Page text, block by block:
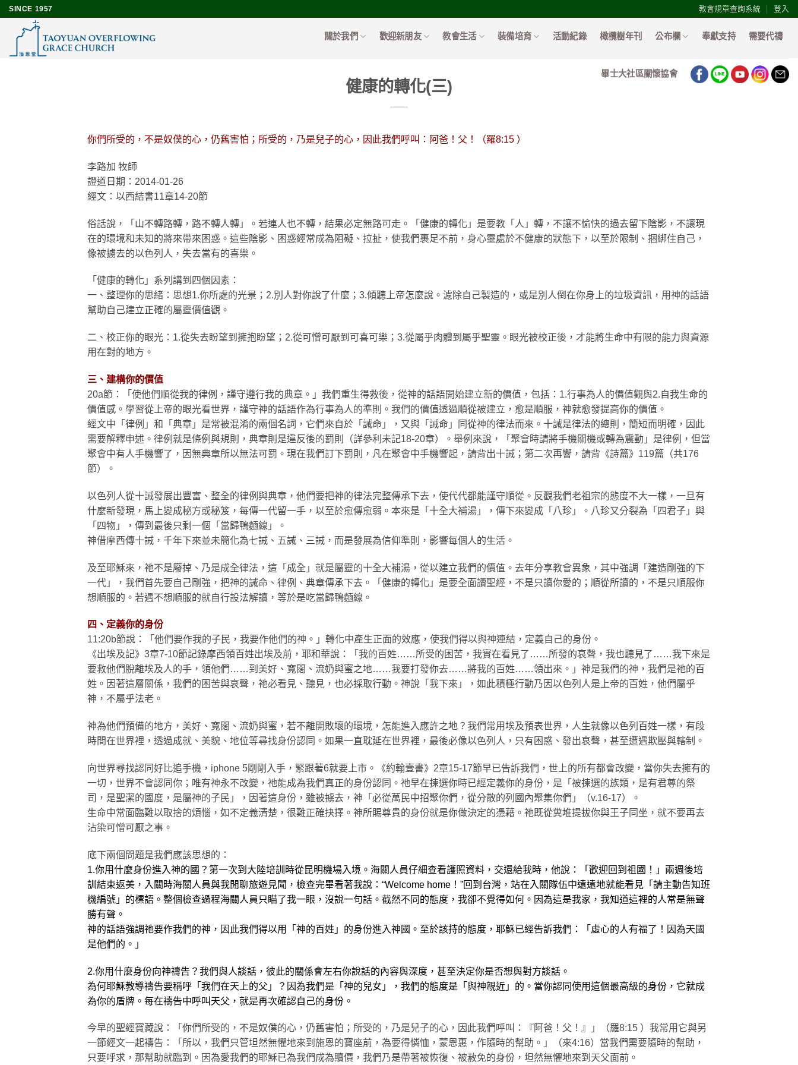
Skip
content
SINCE 1957 教會規章查詢系統 登入
關於我們 歡迎新朋友 教會生活 裝備培育 活動紀錄 橄欖樹年刊 公布欄 奉獻支持 需要代禱
畢士大社區關懷協會
健康的轉化(三)
你們所受的，不是奴僕的心，仍舊害怕；所受的，乃是兒子的心，因此我們呼叫：阿爸！父！（羅8:15 ）
李路加 牧師
證道日期：2014-01-26
經文：以西結書11章14-20節
俗話說，「山不轉路轉，路不轉人轉」。若連人也不轉，結果必定無路可走。「健康的轉化」是要教「人」轉，不讓不愉快的過去留下陰影，不讓現
在的環境和未知的將來帶來困惑。這些陰影、困惑經常成為阻礙、拉扯，使我們裹足不前，身心靈處於不健康的狀態下，以至於限制、捆綁住自己，
像被擄去的以色列人，失去當有的喜樂。
「健康的轉化」系列講到四個因素：
一、整理你的思緒：思想1.你所處的光景；2.別人對你說了什麼；3.傾聽上帝怎麼說。濾除自己製造的，或是別人倒在你身上的垃圾資訊，用神的話語
幫助自己建立正確的屬靈價值觀。
二、校正你的眼光：1.從失去盼望到擁抱盼望；2.從可憎可厭到可喜可樂；3.從屬乎肉體到屬乎聖靈。眼光被校正後，才能將生命中有限的能力與資源
用在對的地方。
三、建構你的價值
20a節：「使他們順從我的律例，謹守遵行我的典章。」我們重生得救後，從神的話語開始建立新的價值，包括：1.行事為人的價值觀與2.自我生命的
價值感。學習從上帝的眼光看世界，謹守神的話語作為行事為人的準則。我們的價值透過順從被建立，愈是順服，神就愈發提高你的價值。
經文中「律例」和「典章」是常被混淆的兩個名詞，它們來自於「誡命」，又與「誡命」同從神的律法而來。十誡是律法的總則，簡短而明確，因此
需要解釋申述。律例就是條例與規則，典章則是違反後的罰則（詳參利未記18-20章）。舉例來說，「聚會時請將手機關機或轉為震動」是律例，但當
聚會中有人手機響了，因無典章所以無法可罰。現在我們訂下罰則，凡在聚會中手機響起，請背出十誡；第二次再響，請背《詩篇》119篇（共176
節）。
以色列人從十誡發展出豐富、整全的律例與典章，他們要把神的律法完整傳承下去，使代代都能謹守順從。反觀我們老祖宗的態度不大一樣，一旦有
什麼新發現，馬上變成秘方或秘笈，每傳一代留一手，以至於愈傳愈弱。本來是「十全大補湯」，傳下來變成「八珍」。八珍又分裂為「四君子」與
「四物」，傳到最後只剩一個「當歸鴨麵線」。
神借摩西傳十誡，千年下來並未簡化為七誡、五誡、三誡，而是發展為信仰準則，影響每個人的生活。
及至耶穌來，祂不是廢掉、乃是成全律法，這「成全」就是屬靈的十全大補湯，從以建立我們的價值。去年分享教會異象，其中強調「建造剛強的下
一代」，我們首先要自己剛強，把神的誡命、律例、典章傳承下去。「健康的轉化」是要全面讀聖經，不是只讀你愛的；順從所讀的，不是只順服你
想順服的。若遇不想順服的就自行設法解讀，等於是吃當歸鴨麵線。
四、定義你的身份
11:20b節說：「他們要作我的子民，我要作他們的神。」轉化中產生正面的效應，使我們得以與神連結，定義自己的身份。
《出埃及記》3章7-10節記錄摩西領百姓出埃及前，耶和華說：「我的百姓……所受的困苦，我實在看見了……所發的哀聲，我也聽見了……我下來是
要救他們脫離埃及人的手，領他們……到美好、寬闊、流奶與蜜之地……我要打發你去……將我的百姓……領出來。」神是我們的神，我們是祂的百
姓。因著這層關係，我們的困苦與哀聲，祂必看見、聽見，也必採取行動。神說「我下來」，如此積極行動乃因以色列人是上帝的百姓，他們屬乎
神，不屬乎法老。
神為他們預備的地方，美好、寬闊、流奶與蜜，若不離開敗壞的環境，怎能進入應許之地？我們常用埃及預表世界，人生就像以色列百姓一樣，有段
時間在世界裡，透過成就、美貌、地位等尋找身份認同。如果一直耽延在世界裡，最後必像以色列人，只有困惑、發出哀聲，甚至遭遇欺壓與轄制。
向世界尋找認同好比追手機，iphone 5剛剛入手，緊跟著6就要上市。《約翰壹書》2章15-17節早已告訴我們，世上的所有都會改變，當你失去擁有的
一切，世界不會認同你；唯有神永不改變，祂能成為我們真正的身份認同。祂早在揀選你時已經定義你的身份，是「被揀選的族類，是有君尊的祭
司，是聖潔的國度，是屬神的子民」，因著這身份，雖被擄去，神「必從萬民中招聚你們，從分散的列國內聚集你們」（v.16-17）。
生命中常面臨難以取捨的煩惱，如不定義清楚，很難正確抉擇。神所賜尊貴的身份就是你做決定的憑藉。祂既從糞堆提拔你與王子同坐，就不要再去
沾染可憎可厭之事。
底下兩個問題是我們應該思想的：
1.你用什麼身份進入神的國？第一次到大陸培訓時從昆明機場入境。海關人員仔細查看護照資料，交還給我時，他說：「歡迎回到祖國！」兩週後培
訓結束返美，入關時海關人員與我閒聊旅遊見聞，檢查完畢看著我說：“Welcome home！”回到台灣，站在入關隊伍中遠遠地就能看見「請主動告知班
機編號」的標語。整個檢查過程海關人員只瞄了我一眼，沒說一句話。截然不同的態度，我卻不覺得如何。因為這是我家，我知道這裡的人常是無聲
勝有聲。
神的話語強調祂要作我們的神，因此我們得以用「神的百姓」的身份進入神國。至於該持的態度，耶穌已經告訴我們：「虛心的人有福了！因為天國
是他們的。」
2.你用什麼身份向神禱告？我們與人談話，彼此的關係會左右你說話的內容與深度，甚至決定你是否想與對方談話。
為何耶穌教導禱告要稱呼「我們在天上的父」？因為我們是「神的兒女」，我們的態度是「與神親近」的。當你認同使用這個最高級的身份，它就成
為你的盾牌。每在禱告中呼叫天父，就是再次確認自己的身份。
今早的聖經寶藏說：「你們所受的，不是奴僕的心，仍舊害怕；所受的，乃是兒子的心，因此我們呼叫：『阿爸！父！』」（羅8:15 ）我常用它與另
一節經文一起禱告：「所以，我們只管坦然無懼地來到施恩的寶座前，為要得憐恤，蒙恩惠，作隨時的幫助。」（來4:16）當我們需要隨時的幫助，
只要呼求，那幫助就臨到。因為愛我們的耶穌已為我們成為贖價，我們乃是帶著被恢復、被赦免的身份，坦然無懼地來到天父面前。